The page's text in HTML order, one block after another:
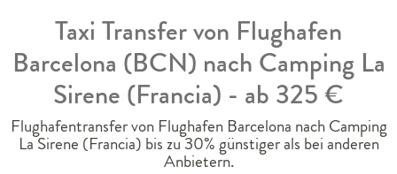
Taxi Transfer von Flughafen
Barcelona (BCN) nach Camping La
Sirene (Francia) - ab 325 €
Flughafentransfer von Flughafen Barcelona nach Camping
La Sirene (Francia) bis zu 30% günstiger als bei anderen
Anbietern.